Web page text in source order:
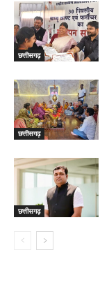
छत्तीसगढ़
छत्तीसगढ़
छत्तीसगढ़